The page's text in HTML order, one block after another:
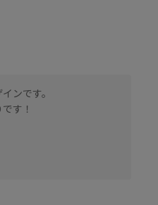
ンです。
す！